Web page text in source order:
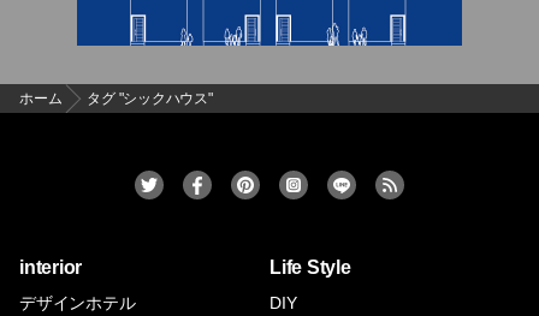
ホーム タグ "シックハウス"
interior
デザインホテル
Life Style
DIY